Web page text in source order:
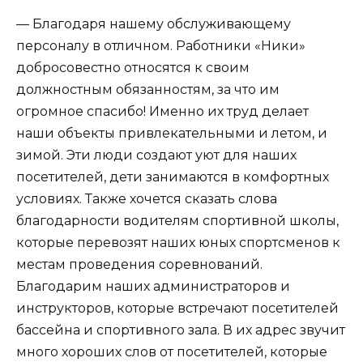
— Благодаря нашему обслуживающему
персоналу в отличном. Работники «Ники»
добросовестно относятся к своим
должностным обязанностям, за что им
огромное спасибо! Именно их труд делает
наши объекты привлекательными и летом, и
зимой. Эти люди создают уют для наших
посетителей, дети занимаются в комфортных
условиях. Также хочется сказать слова
благодарности водителям спортивной школы,
которые перевозят наших юных спортсменов к
местам проведения соревнований.
Благодарим наших администраторов и
инструкторов, которые встречают посетителей
бассейна и спортивного зала. В их адрес звучит
много хороших слов от посетителей, которые